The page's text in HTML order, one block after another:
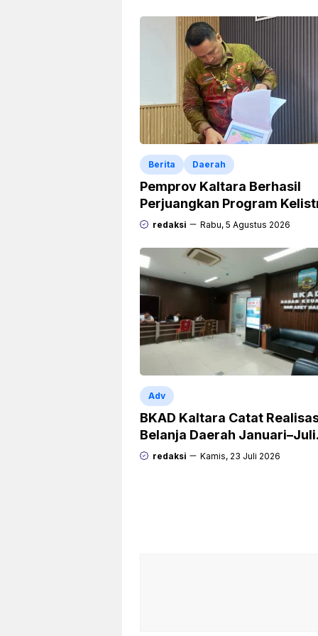
Berita Daerah
Pemprov Kaltara Berhasil
Perjuangkan Program
Rp471 Miliar dari Pemerintah
redaksi Rabu, 5 Agustus 2026
Adv
BKAD Kaltara Catat
Belanja Daerah Januari–Juli
Capai 38,9 Persen
redaksi Kamis, 23 Juli 2026